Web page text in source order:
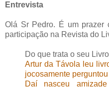
Entrevista
Olá Sr Pedro. É um prazer
participação na Revista do
Do que trata o seu
Artur da Távola leu
jocosamente
Daí nasceu